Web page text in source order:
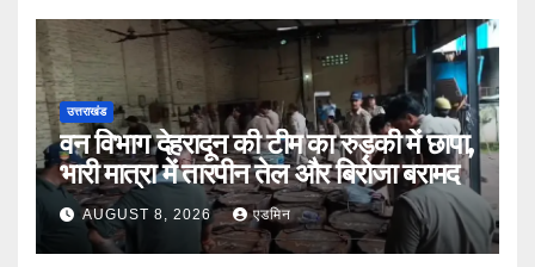
उत्तराखंड
वन विभाग देहरादून की टीम का रुड़की में छापा,
भारी मात्रा में तारपीन तेल और बिरोजा बरामद
AUGUST 8, 2026 एडमिन